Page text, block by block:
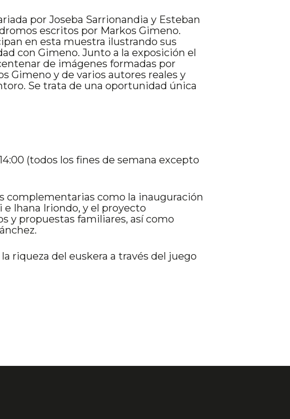
por Joseba Sarrionandia y Esteban
escritos por Markos Gimeno.
en esta muestra ilustrando sus
con Gimeno. Junto a la exposición el
de imágenes formadas por
Gimeno y de varios autores reales y
Se trata de una oportunidad única
(todos los fines de semana excepto
complementarias como la inauguración
Ihana Iriondo, y el proyecto
y propuestas familiares, así como
riqueza del euskera a través del juego